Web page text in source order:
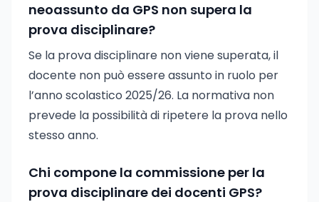
neoassunto da GPS non supera la
prova disciplinare?
Se la prova disciplinare non viene superata, il
docente non può essere assunto in ruolo per
l’anno scolastico 2025/26. La normativa non
prevede la possibilità di ripetere la prova nello
stesso anno.
Chi compone la commissione per la
prova disciplinare dei docenti GPS?